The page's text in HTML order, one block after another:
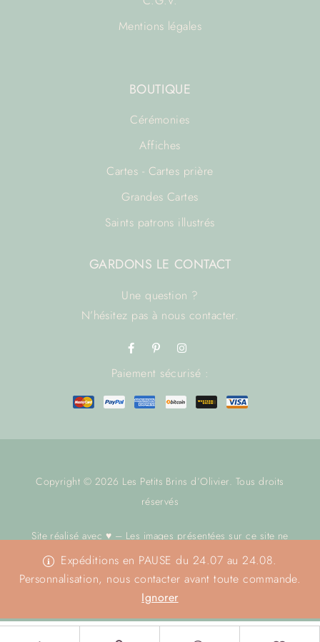
Expéditions en PAUSE du 24.07 au 24.08.
Personnalisation, nous contacter avant toute commande.
Ignorer
Mentions légales
BOUTIQUE
Cérémonies
Affiches
Cartes - Cartes prière
Grandes Cartes
Saints patrons illustrés
GARDONS LE CONTACT
Une question ?
N’hésitez pas à nous contacter.
Paiement sécurisé :
Copyright © 2026 Les Petits Brins d’Olivier. Tous droits
réservés
Site réalisé avec ♥ – Les images présentées sur ce site ne
sont pas libres de droit.Nous contacter avant toute utilisation.
Merci